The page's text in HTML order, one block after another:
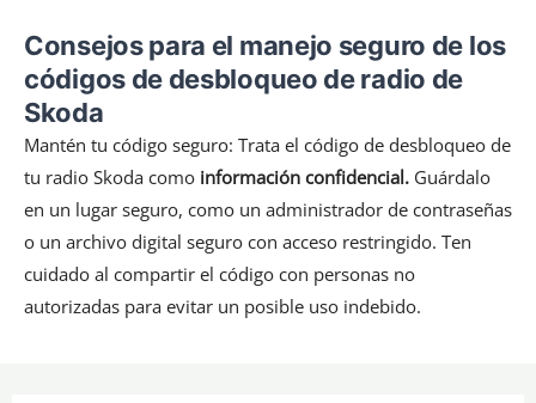
Consejos para el manejo seguro de los
códigos de desbloqueo de radio de
Skoda
Mantén tu código seguro: Trata el código de desbloqueo de
tu radio Skoda como información confidencial. Guárdalo
en un lugar seguro, como un administrador de contraseñas
o un archivo digital seguro con acceso restringido. Ten
cuidado al compartir el código con personas no
autorizadas para evitar un posible uso indebido.